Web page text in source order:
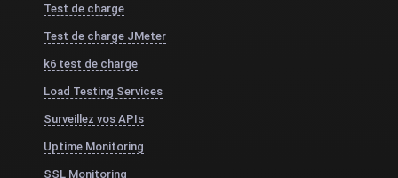
Test de charge
Test de charge JMeter
k6 test de charge
Load Testing Services
Surveillez vos APIs
Uptime Monitoring
SSL Monitoring